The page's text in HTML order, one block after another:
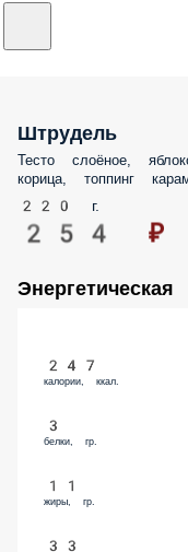
Штрудель
Тесто слоёное,
корица, топпинг
220 г.
254 ₽
247
калории, ккал.
3
белки, гр.
11
жиры, гр.
33